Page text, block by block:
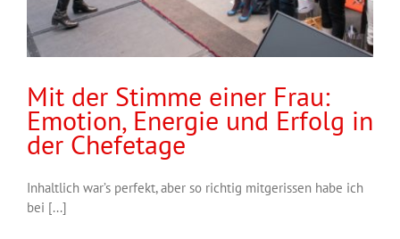
Mit der Stimme einer Frau:
Emotion, Energie und Erfolg in
der Chefetage
Inhaltlich war’s perfekt, aber so richtig mitgerissen habe ich
bei [...]